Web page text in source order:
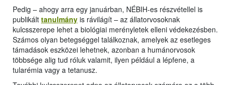
Pedig – ahogy arra egy januárban, NÉBIH-es részvétellel is
publikált tanulmány is rávilágít – az állatorvosoknak
kulcsszerepe lehet a biológiai merényletek elleni védekezésben.
Számos olyan betegséggel találkoznak, amelyek az esetleges
támadások eszközei lehetnek, azonban a humánorvosok
többsége alig tud róluk valamit, ilyen például a lépfene, a
tularémia vagy a tetanusz.